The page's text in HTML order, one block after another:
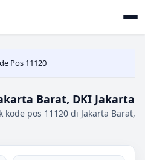
Pos 11120
Barat, DKI Jakarta
pos 11120 di Jakarta Barat,